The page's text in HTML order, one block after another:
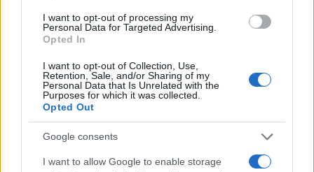
I want to opt-out of processing my
Personal Data for Targeted Advertising.
Opted In
I want to opt-out of Collection, Use,
Retention, Sale, and/or Sharing of my
Personal Data that Is Unrelated with the
Purposes for which it was collected.
Opted Out
Google consents
I want to allow Google to enable storage
μικρομεσαίες
διαδικασίες
Η Chery επενδύει 75 εκατ. δολάρια στην KG Mobility